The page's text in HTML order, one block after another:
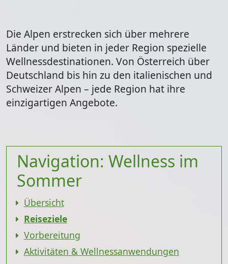
Die Alpen erstrecken sich über mehrere
Länder und bieten in jeder Region spezielle
Wellnessdestinationen. Von Österreich über
Deutschland bis hin zu den italienischen und
Schweizer Alpen – jede Region hat ihre
einzigartigen Angebote.
Navigation: Wellness im
Sommer
Übersicht
Reiseziele
Vorbereitung
Aktivitäten & Wellnessanwendungen